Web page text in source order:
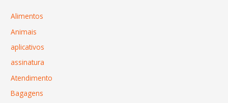
Alimentos
Animais
aplicativos
assinatura
Atendimento
Bagagens